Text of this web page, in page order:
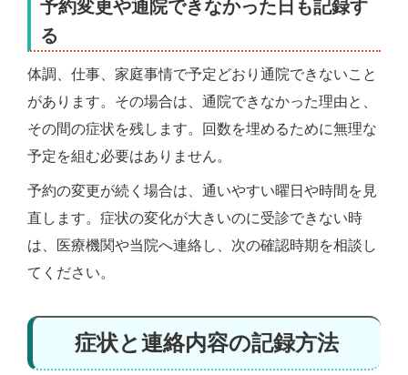
予約変更や通院できなかった日も記録す
る
体調、仕事、家庭事情で予定どおり通院できないこと
があります。その場合は、通院できなかった理由と、
その間の症状を残します。回数を埋めるために無理な
予定を組む必要はありません。
予約の変更が続く場合は、通いやすい曜日や時間を見
直します。症状の変化が大きいのに受診できない時
は、医療機関や当院へ連絡し、次の確認時期を相談し
てください。
症状と連絡内容の記録方法